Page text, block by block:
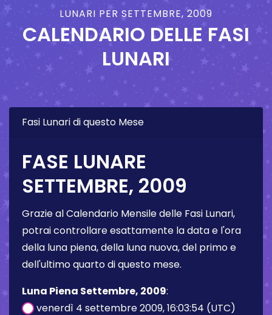
LUNARI PER SETTEMBRE, 2009
CALENDARIO DELLE FASI
LUNARI
Fasi Lunari di questo Mese
FASE LUNARE
SETTEMBRE, 2009
Grazie al Calendario Mensile delle Fasi Lunari,
potrai controllare esattamente la data e l'ora
della luna piena, della luna nuova, del primo e
dell'ultimo quarto di questo mese.
Luna Piena Settembre, 2009:
venerdì 4 settembre 2009, 16:03:54 (UTC)